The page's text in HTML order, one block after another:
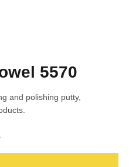
5570
and polishing putty,